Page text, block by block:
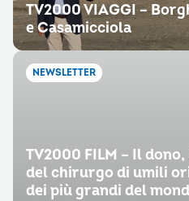
TV2000 VIAGGI –
e Casamicciola
NEWSLETTER
TV2000 FILM – Il
del chirurgo di umili
dei più grandi del